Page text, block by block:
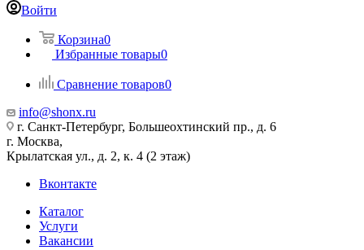
Войти
Корзина0
Избранные товары0
Сравнение товаров0
info@shonx.ru
г. Санкт-Петербург, Большеохтинский пр., д. 6
г. Москва,
Крылатская ул., д. 2, к. 4 (2 этаж)
Вконтакте
Каталог
Услуги
Вакансии